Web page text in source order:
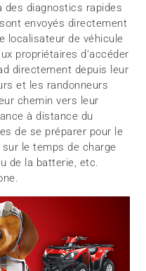
des diagnostics rapides
envoyés directement
localisateur de véhicule
propriétaires d’accéder
directement depuis leur
et les randonneurs
chemin vers leur
à distance du
de se préparer pour le
le temps de charge
de la batterie, etc.